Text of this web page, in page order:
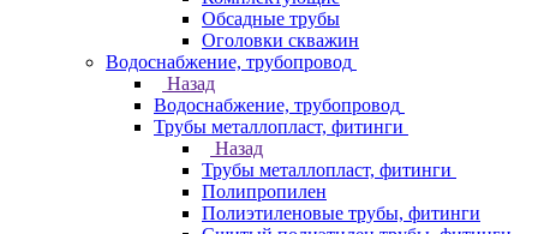
Обсадные трубы
Оголовки скважин
Водоснабжение, трубопровод
Назад
Водоснабжение, трубопровод
Трубы металлопласт, фитинги
Назад
Трубы металлопласт, фитинги
Полипропилен
Полиэтиленовые трубы, фитинги